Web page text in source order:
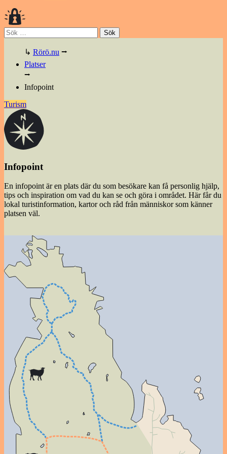
Sök
efter:
↳ Rörö.nu ⭢
Platser
⭢
Infopoint
Turism
Infopoint
En infopoint är en plats där du som besökare kan få personlig hjälp,
tips och inspiration om vad du kan se och göra i området. Här får du
lokal turistinformation, kartor och råd från människor som känner
platsen väl.